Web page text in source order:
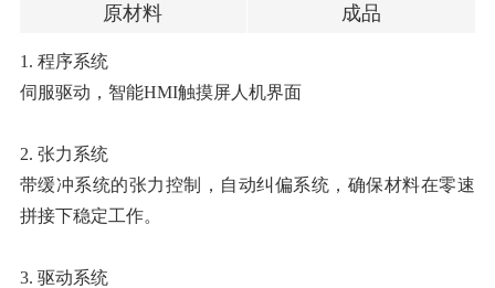
原材料
成品
1. 程序系统
伺服驱动，智能HMI触摸屏人机界面
2. 张力系统
带缓冲系统的张力控制，自动纠偏系统，确保材料在零速
拼接下稳定工作。
3. 驱动系统